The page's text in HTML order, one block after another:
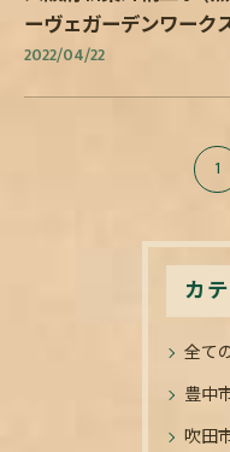
ーヴェガーデンワーク
2022/04/22
1
カ
全て
豊中
吹田